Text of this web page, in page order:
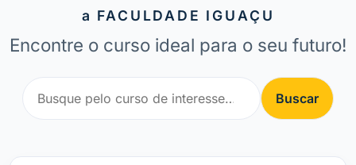
a FACULDADE IGUAÇU
Encontre o curso ideal para o seu futuro!
Buscar